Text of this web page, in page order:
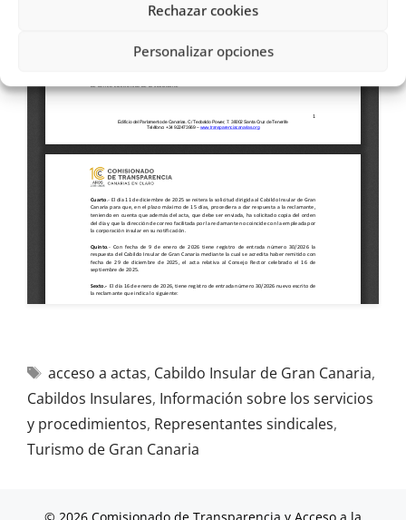
Rechazar cookies
Personalizar opciones
acceso a actas, Cabildo Insular de Gran Canaria,
Cabildos Insulares, Información sobre los servicios
y procedimientos, Representantes sindicales,
Turismo de Gran Canaria